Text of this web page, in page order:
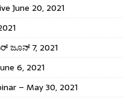
June 20, 2021
ಜೂನ್ 7, 2021
6, 2021
– May 30, 2021